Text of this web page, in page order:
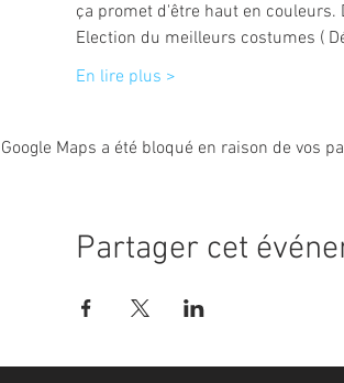
ça promet d'être haut en
Election du meilleurs costumes (
En lire plus >
Google Maps a été bloqué en raison de vos
Partager cet